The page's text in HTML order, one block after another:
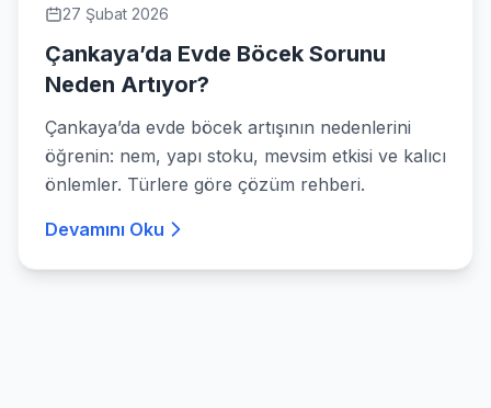
27 Şubat 2026
Çankaya’da Evde Böcek Sorunu
Neden Artıyor?
Çankaya’da evde böcek artışının nedenlerini
öğrenin: nem, yapı stoku, mevsim etkisi ve kalıcı
önlemler. Türlere göre çözüm rehberi.
Devamını Oku